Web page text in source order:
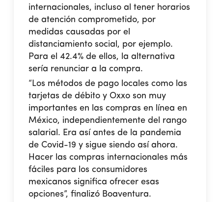
internacionales, incluso al tener horarios
de atención comprometido, por
medidas causadas por el
distanciamiento social, por ejemplo.
Para el 42.4% de ellos, la alternativa
sería renunciar a la compra.
“Los métodos de pago locales como las
tarjetas de débito y Oxxo son muy
importantes en las compras en línea en
México, independientemente del rango
salarial. Era así antes de la pandemia
de Covid-19 y sigue siendo así ahora.
Hacer las compras internacionales más
fáciles para los consumidores
mexicanos significa ofrecer esas
opciones”, finalizó Boaventura.